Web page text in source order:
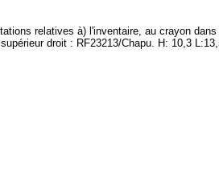
relatives à) l'inventaire, au crayon
droit : RF23213/Chapu. H: 10,3